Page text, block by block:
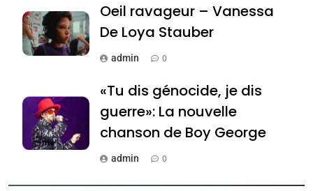
Oeil ravageur – Vanessa
De Loya Stauber
admin 0
«Tu dis génocide, je dis
guerre»: La nouvelle
chanson de Boy George
admin 0
Jacques Hadida
JUDAISME
Maroc : Les amandes de
Tafraout, le miel de Tadla
Azilal consacrés produits
du terroir